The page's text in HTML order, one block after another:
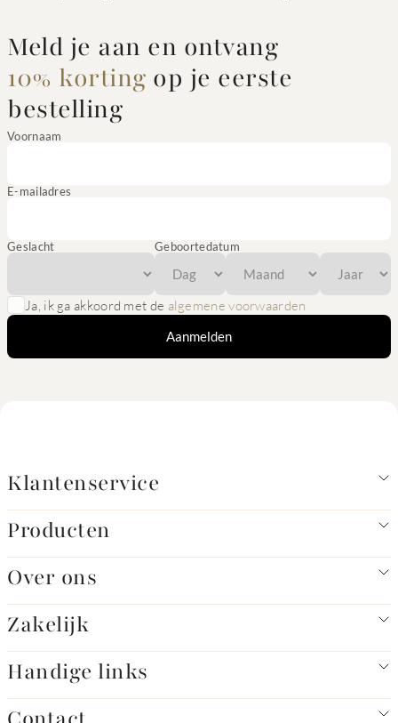
Meld je aan en ontvang
10% korting op je eerste
bestelling
Voornaam
E-mailadres
Geslacht Geboortedatum
Ja, ik ga akkoord met de algemene voorwaarden
Aanmelden
Klantenservice
Producten
Over ons
Zakelijk
Handige links